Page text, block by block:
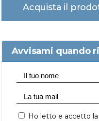
Acquista il
Avvisami quando
Ho letto e accetto la